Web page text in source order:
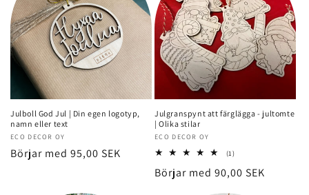
Julboll God Jul | Din egen logotyp,
namn eller text
Säljare:
ECO DECOR OY
Normalt
Börjar med 95,00 SEK
Julgranspynt att färglägga - jultomte
| Olika stilar
Säljare:
ECO DECOR OY
(1)1
recensioner
Normalt
Börjar med 90,00 SEK